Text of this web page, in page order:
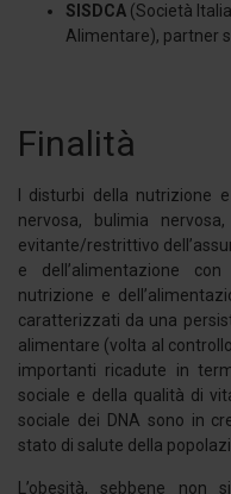
SISDCA (Società
Alimentare), partner
Finalità
I disturbi della nutrizione
nervosa, bulimia
evitante/restrittivo
e dell’alimentazione
nutrizione e
caratterizzati da una
alimentare (volta al
importanti ricadute in
sociale e della qualità di
sociale dei DNA sono in
stato di salute della
L’obesità, sebbene